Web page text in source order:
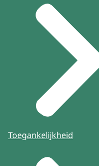
Toegankelijkheid